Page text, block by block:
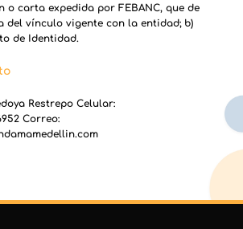
o carta expedida por FEBANC, que de
del vínculo vigente con la entidad; b)
de Identidad.
Restrepo Celular:
Correo: